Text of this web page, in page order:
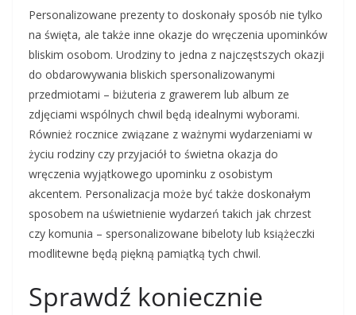
Personalizowane prezenty to doskonały sposób nie tylko
na święta, ale także inne okazje do wręczenia upominków
bliskim osobom. Urodziny to jedna z najczęstszych okazji
do obdarowywania bliskich spersonalizowanymi
przedmiotami – biżuteria z grawerem lub album ze
zdjęciami wspólnych chwil będą idealnymi wyborami.
Również rocznice związane z ważnymi wydarzeniami w
życiu rodziny czy przyjaciół to świetna okazja do
wręczenia wyjątkowego upominku z osobistym
akcentem. Personalizacja może być także doskonałym
sposobem na uświetnienie wydarzeń takich jak chrzest
czy komunia – spersonalizowane bibeloty lub książeczki
modlitewne będą piękną pamiątką tych chwil.
Sprawdź koniecznie